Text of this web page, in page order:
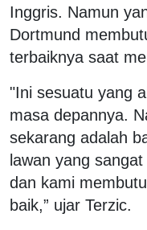
Inggris. Namun
Dortmund
terbaiknya saat
"Ini sesuatu yang
masa depannya.
sekarang adalah
lawan yang
dan kami
baik,” ujar Terzic.